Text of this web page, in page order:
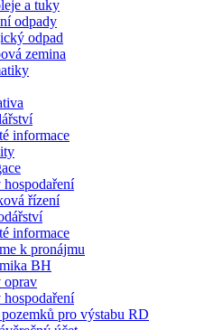
a tuky
odpady
odpad
zemina
informace
řízení
informace
k pronájmu
BH
oprav
pro výstabu RD